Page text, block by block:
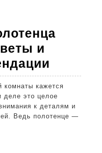
и
для
ванной:
это целое
к деталям и
Ведь полотенце —